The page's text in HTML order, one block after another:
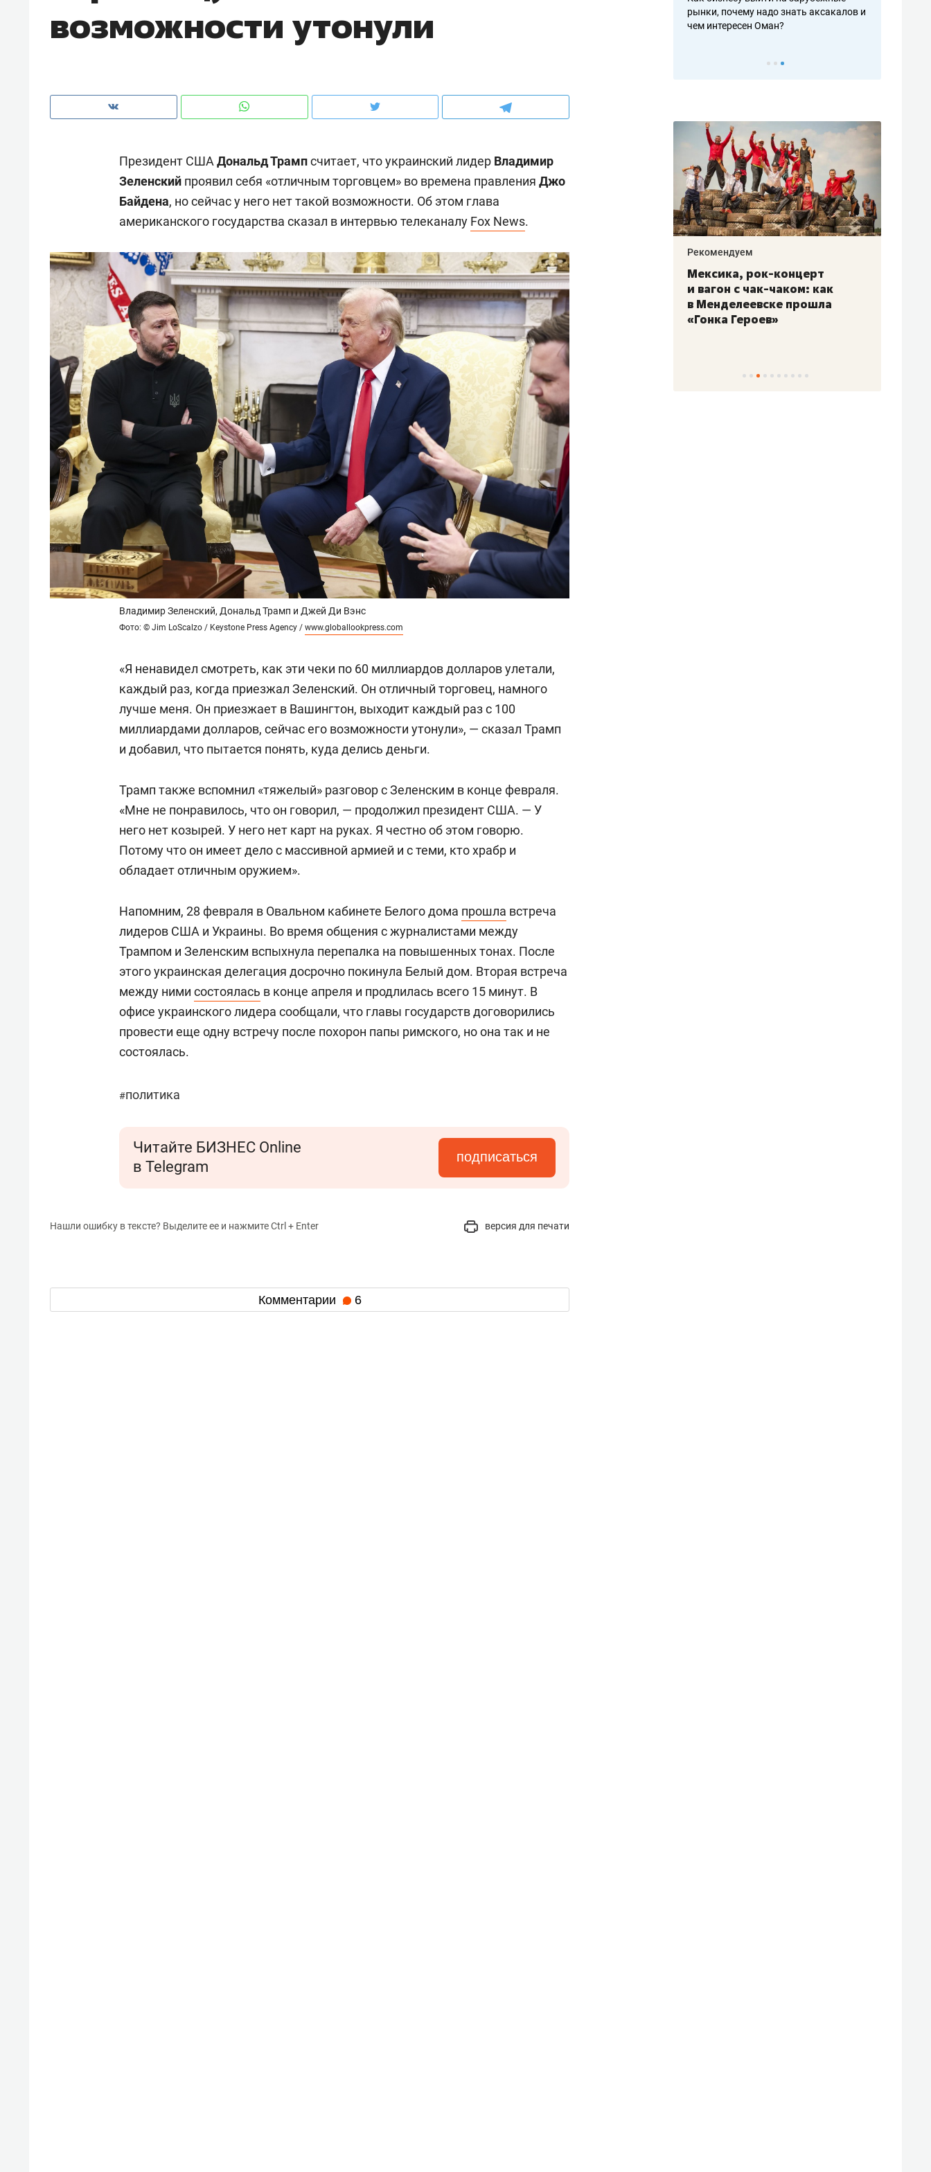
возможности утонули
Президент США Дональд Трампсчитает, что украинский лидер Владимир
Зеленский проявил себя «отличным торговцем» во времена правления Джо
Байдена, но сейчас у него нет такой возможности. Об этом глава
американского государства сказал в интервью телеканалу Fox News.
Владимир Зеленский, Дональд Трамп и Джей Ди Вэнс
Фото: © Jim LoScalzo / Keystone Press Agency / www.globallookpress.com
«Я ненавидел смотреть, как эти чеки по 60 миллиардов долларов улетали,
каждый раз, когда приезжал Зеленский. Он отличный торговец, намного
лучше меня. Он приезжает в Вашингтон, выходит каждый раз с 100
миллиардами долларов, сейчас его возможности утонули», — сказал Трамп
и добавил, что пытается понять, куда делись деньги.
Трамп также вспомнил «тяжелый» разговор с Зеленским в конце февраля.
«Мне не понравилось, что он говорил, — продолжил президент США. — У
него нет козырей. У него нет карт на руках. Я честно об этом говорю.
Потому что он имеет дело с массивной армией и с теми, кто храбр и
обладает отличным оружием».
Напомним, 28 февраля в Овальном кабинете Белого дома прошла встреча
лидеров США и Украины. Во время общения с журналистами между
Трампом и Зеленским вспыхнула перепалка на повышенных тонах. После
этого украинская делегация досрочно покинула Белый дом. Вторая встреча
между ними состоялась в конце апреля и продлилась всего 15 минут. В
офисе украинского лидера сообщали, что главы государств договорились
провести еще одну встречу после похорон папы римского, но она так и не
состоялась.
#политика
Читайте БИЗНЕС Online
в Telegram
подписаться
Нашли ошибку в тексте? Выделите ее и нажмите Ctrl + Enter версия для печати
Комментарии 6
чем интересен Оман?
клиентах и чудных запросах мастеров
рынки, почему надо знать аксакалов и
чем интересен Оман?
Рекомендуем
Как ГК «МИР ГРУПП» и ВТБ
создают оазис жилого
комфорта под Казанью
Рекомендуем
150 камер до квартиры и Face
ID вместо ключа: какой будет
безопасность в ЖК «Нова»
Рекомендуем
Опыт выживания в дикой
природе, работа
с ментальным и физическим
состоянием как основа
антихрупких команд
Рекомендуем
Мексика, рок-концерт
и вагон с чак-чаком: как
в Менделеевске прошла
«Гонка Героев»